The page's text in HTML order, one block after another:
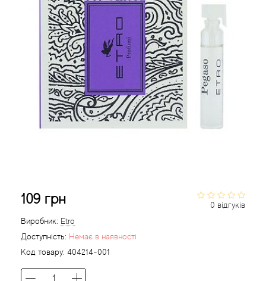
0 відгуків
109 грн
Виробник: Etro
Доступність: Немає в наявності
Код товару: 404214-001
Acqua di Parma
Acqua di Sardegna
Aedes de Venustas
Agatha Ruiz de la Prada
Agent Provocateur